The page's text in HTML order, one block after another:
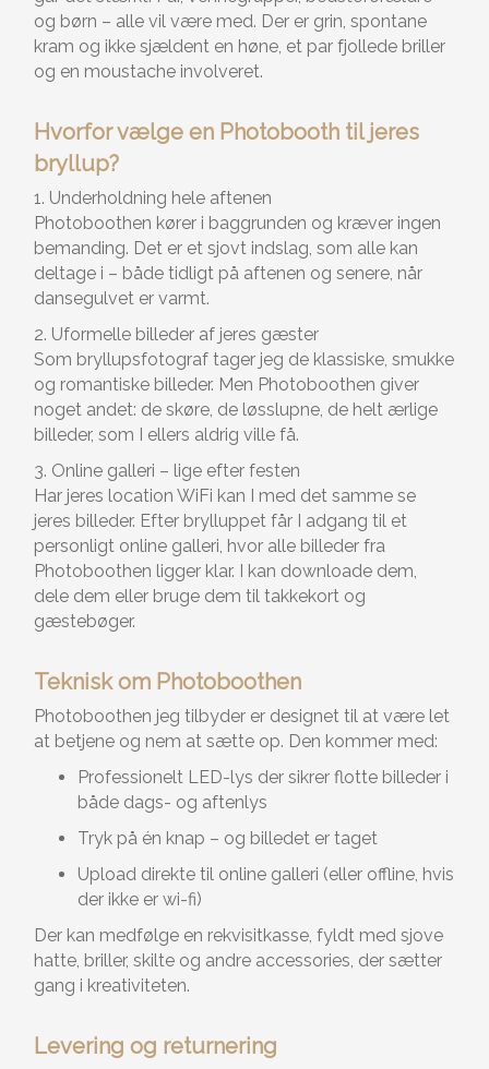
og børn – alle vil være med. Der er grin, spontane
kram og ikke sjældent en høne, et par fjollede briller
og en moustache involveret.
Hvorfor vælge en Photobooth til jeres
bryllup?
1. Underholdning hele aftenen
Photoboothen kører i baggrunden og kræver ingen
bemanding. Det er et sjovt indslag, som alle kan
deltage i – både tidligt på aftenen og senere, når
dansegulvet er varmt.
2. Uformelle billeder af jeres gæster
Som bryllupsfotograf tager jeg de klassiske, smukke
og romantiske billeder. Men Photoboothen giver
noget andet: de skøre, de løsslupne, de helt ærlige
billeder, som I ellers aldrig ville få.
3. Online galleri – lige efter festen
Har jeres location WiFi kan I med det samme se
jeres billeder. Efter brylluppet får I adgang til et
personligt online galleri, hvor alle billeder fra
Photoboothen ligger klar. I kan downloade dem,
dele dem eller bruge dem til takkekort og
gæstebøger.
Teknisk om Photoboothen
Photoboothen jeg tilbyder er designet til at være let
at betjene og nem at sætte op. Den kommer med:
Professionelt LED-lys der sikrer flotte billeder i
både dags- og aftenlys
Tryk på én knap – og billedet er taget
Upload direkte til online galleri (eller offline, hvis
der ikke er wi-fi)
Der kan medfølge en rekvisitkasse, fyldt med sjove
hatte, briller, skilte og andre accessories, der sætter
gang i kreativiteten.
Levering og returnering